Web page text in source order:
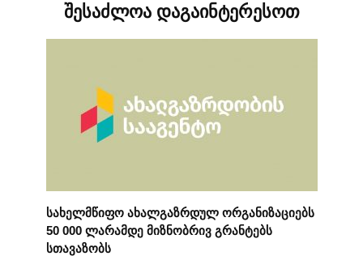
შესაძლოა დაგაინტერესოთ
სახელმწიფო ახალგაზრდულ ორგანიზაციებს
50 000 ლარამდე მიზნობრივ გრანტებს
სთავაზობს